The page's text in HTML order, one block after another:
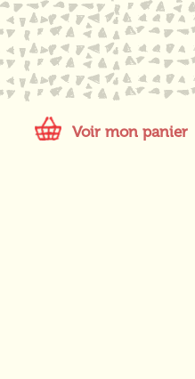
Voir mon panier